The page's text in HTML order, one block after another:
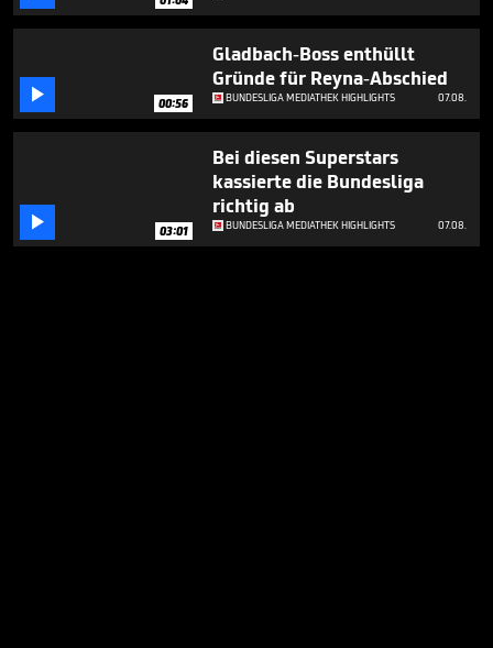
 00:56
Gladbach-Boss enthüllt
Gründe für Reyna-Abschied
BUNDESLIGA MEDIATHEK HIGHLIGHTS 07.08.
 03:01
Bei diesen Superstars
kassierte die Bundesliga
richtig ab
BUNDESLIGA MEDIATHEK HIGHLIGHTS 07.08.